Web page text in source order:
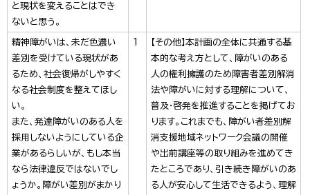
と現状を変えることはでき
ないと思う。
精神障がいは、未だ色濃い
差別を受けている現状があ
るため、社会復帰がしやすく
なる社会制度を整えてほし
い。
また、発達障がいのある人を
採用しないようにしている企
業があるらしいが、もし本当
なら法律違反ではないでし
ょうか。障がい差別がまかり
1
【その他】本計画の全体に共通する基
本的な考え方として、障がいのある
人の権利擁護のため障害者差別解消
法や障がいに対する理解について、
普及・啓発を推進することを掲げてお
ります。これまでも、障がい者差別解
消支援地域ネットワーク会議の開催
や出前講座等の取り組みを進めてき
たところであり、引き続き障がいのあ
る人が安心して生活できるよう、理解